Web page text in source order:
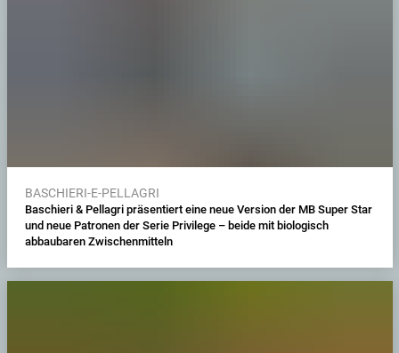
BASCHIERI-E-PELLAGRI
Baschieri & Pellagri präsentiert eine neue Version der MB Super Star
und neue Patronen der Serie Privilege – beide mit biologisch
abbaubaren Zwischenmitteln